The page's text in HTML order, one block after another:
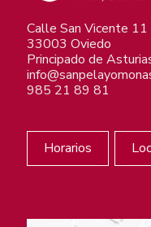
Calle San Vicente 11
33003 Oviedo
Principado de
985 21 89 81
Horarios